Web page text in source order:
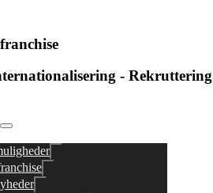
- Rekruttering